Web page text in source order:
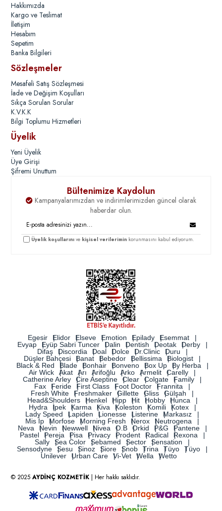
Hakkımızda
Kargo ve Teslimat
İletişim
Hesabım
Sepetim
Banka Bilgileri
Sözleşmeler
Mesafeli Satış Sözleşmesi
İade ve Değişim Koşulları
Sıkça Sorulan Sorular
K.V.K.K
Bilgi Toplumu Hizmetleri
Üyelik
Yeni Üyelik
Üye Girişi
Şifremi Unuttum
Bültenimize Kaydolun
Kampanyalarımızdan ve indirimlerimizden güncel olarak
haberdar olun.
Üyelik koşullarını ve kişisel verilerimin korunmasını kabul ediyorum.
Egesir Elidor Elseve Emotion Epilady
Esemmat
Evyap
Eyüp Sabri Tuncer Dalin Dentish Deotak
Derby
Difaş
Discordia Doal Dolce Dr.Clinic
Duru
Düşler Bahçesi
Banat Bebedor Bellissima
Biologist
Black & Red
Blade Bonhair Bonveno Box Up
By Herba
Air Wick
Akat Arı Arifoğlu Arko Armelit
Carelly
Catherine Arley
Cire Aseptine Clear Colgate
Family
Fax
Feride First Class Foot Doctor
Frannita
Fresh White
Freshmaker Gillette Gliss
Gülşah
Head&Shoulders
Henkel Hipp Hit Hobby
Hunca
Hydra
İpek Karma Kiva Koleston Komili
Kotex
Lady Speed
Lapiden Lionesse Listerine
Markasız
Mis İp
Morfose Morning Fresh Nerox
Neutrogena
Neva
Nevin Newwell Nivea O.B Orkid P&G
Pantene
Pastel
Pereja Pisa Privacy Prodent Radical
Rexona
Sally
Sea Color Sebamed Sector
Sensation
Sensodyne
Sesu Sinoz Siore Snob Trina Tüyo
Tüyo
Unilever
Urban Care Vi-Vet Wella Wetto
© 2025AYDİNÇ KOZMETİK | Her hakkı saklıdır.